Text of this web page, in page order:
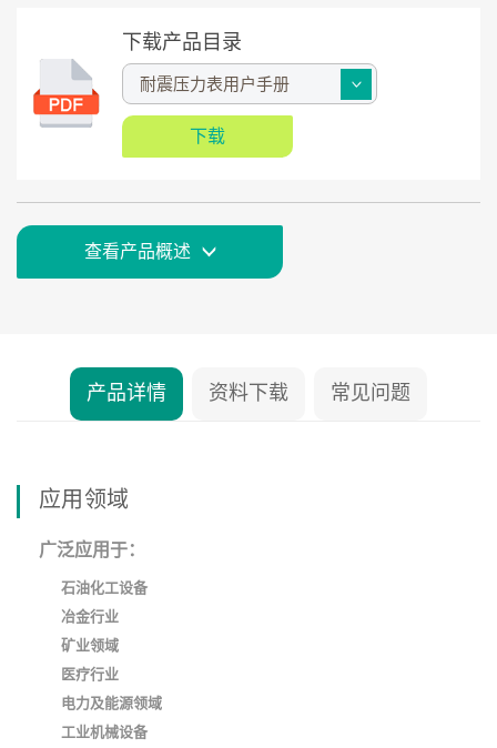
下载产品目录
下载
查看产品概述
产品详情 资料下载 常见问题
应用领域
广泛应用于：
石油化工设备
冶金行业
矿业领域
医疗行业
电力及能源领域
工业机械设备